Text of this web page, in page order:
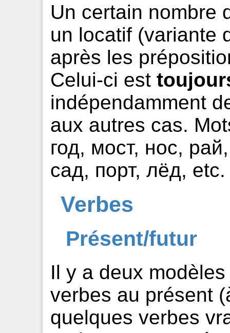
Un certain nombre
un locatif (variante
après les
Celui-ci est
indépendamment
aux autres cas.
год, мост, нос,
сад, порт, лёд, etc.
Verbes
Présent/futur
Il y a deux
verbes au présent
quelques verbes